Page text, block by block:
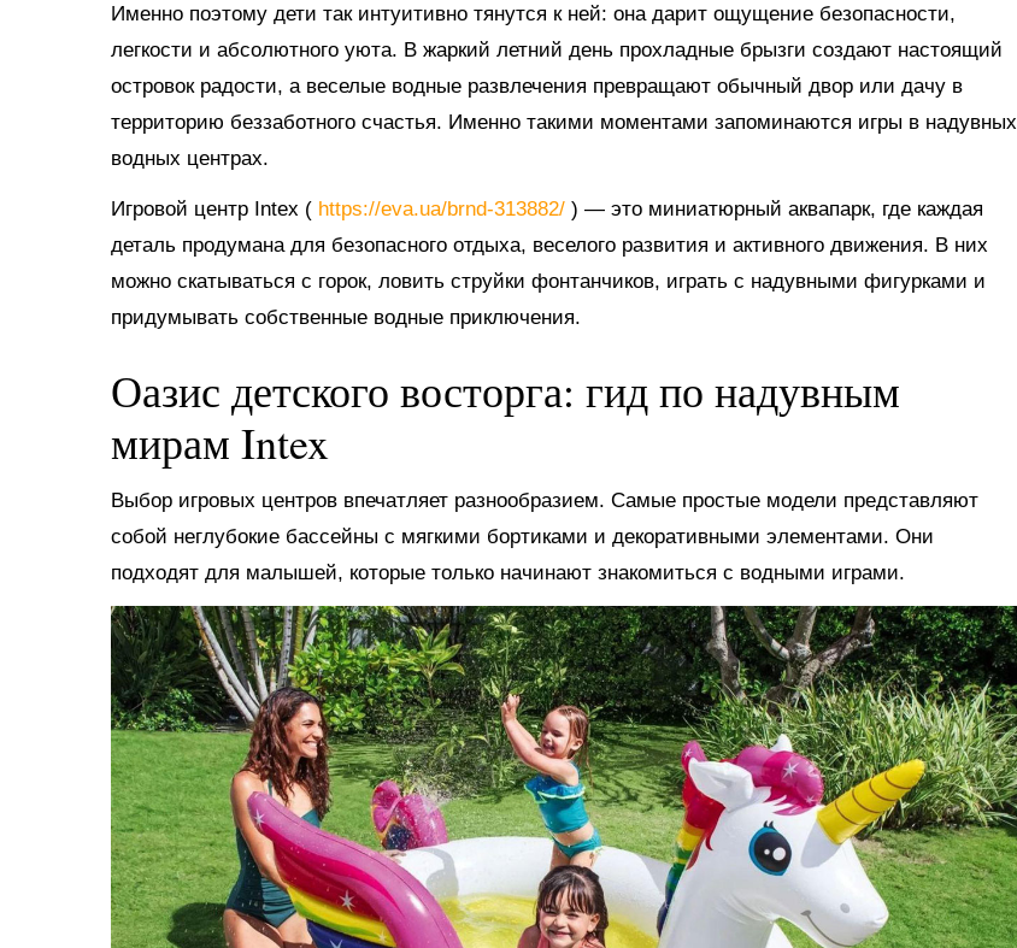
Именно поэтому дети так интуитивно тянутся к ней: она дарит ощущение безопасности,
легкости и абсолютного уюта. В жаркий летний день прохладные брызги создают настоящий
островок радости, а веселые водные развлечения превращают обычный двор или дачу в
территорию беззаботного счастья. Именно такими моментами запоминаются игры в надувных
водных центрах.
Игровой центр Intex ( https://eva.ua/brnd-313882/ ) — это миниатюрный аквапарк, где каждая
деталь продумана для безопасного отдыха, веселого развития и активного движения. В них
можно скатываться с горок, ловить струйки фонтанчиков, играть с надувными фигурками и
придумывать собственные водные приключения.
Оазис детского восторга: гид по надувным
мирам Intex
Выбор игровых центров впечатляет разнообразием. Самые простые модели представляют
собой неглубокие бассейны с мягкими бортиками и декоративными элементами. Они
подходят для малышей, которые только начинают знакомиться с водными играми.